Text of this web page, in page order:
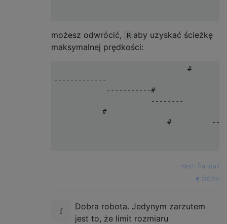
możesz odwrócić, R aby uzyskać ścieżkę
maksymalnej prędkości:
-------------
-----------#
--------
#                   -------
#
Keith Randall
źródło
Dobra robota. Jedynym zarzutem
jest to, że limit rozmiaru